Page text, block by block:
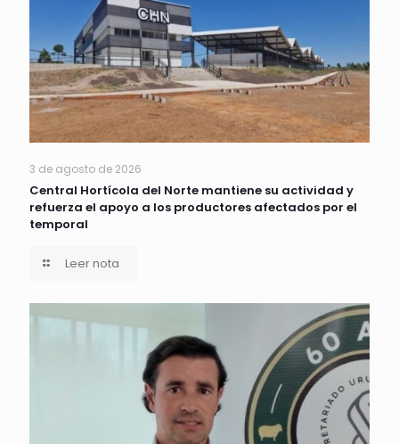
3 de agosto de 2026
Central Hortícola del Norte mantiene su actividad y
refuerza el apoyo a los productores afectados por el
temporal
Leer nota